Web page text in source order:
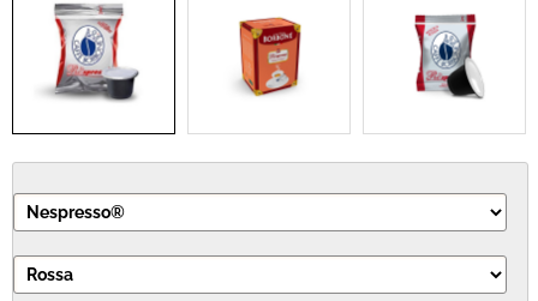
NOVITÀ
AREA INGROSSO
MODULO RECESSO